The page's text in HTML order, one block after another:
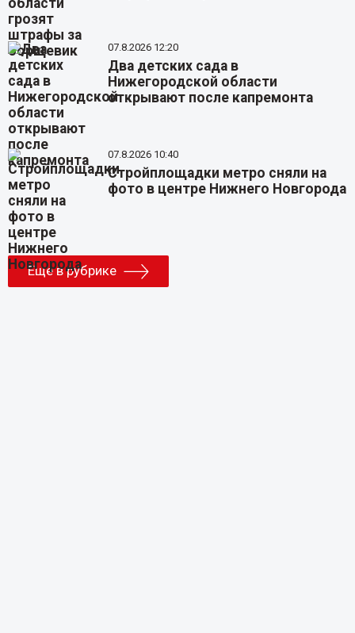
07.8.2026 12:20
Два детских сада в
Нижегородской области
открывают после капремонта
07.8.2026 10:40
Стройплощадки метро сняли на
фото в центре Нижнего Новгорода
Еще в рубрике